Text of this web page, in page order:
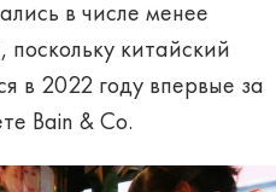
в числе менее
китайский
в 2022 году впервые за
Bain & Co.